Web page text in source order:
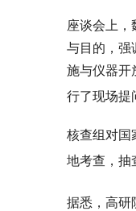
座谈会上
与目的，强
施与仪器开
行了现场提
核查组对国
地考查，抽
据悉，高研